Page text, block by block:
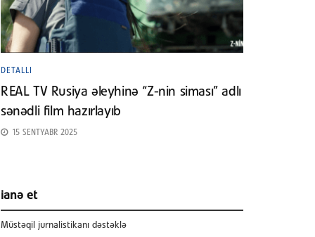
DETALLI
REAL TV Rusiya əleyhinə “Z-nin siması” adlı
sənədli film hazırlayıb
15 SENTYABR 2025
ianə et
Müstəqil jurnalistikanı dəstəklə